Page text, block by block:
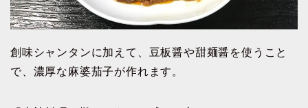
創味シャンタンに加えて、豆板醤や甜麺醤を使うこと
で、濃厚な麻婆茄子が作れます。